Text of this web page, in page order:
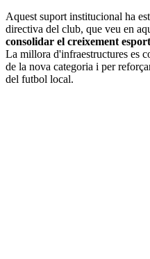
Aquest suport institucional ha
directiva del club, que veu en
consolidar el creixement
La millora d'infraestructures es
de la nova categoria i per
del futbol local.